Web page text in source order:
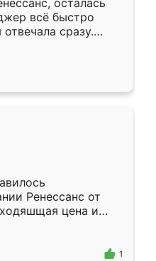
осталась
всё быстро
сразу.
подошёл к
Собрали
аккуратно, даже
Ренессанс от
цена и
Приехавший
самый
1